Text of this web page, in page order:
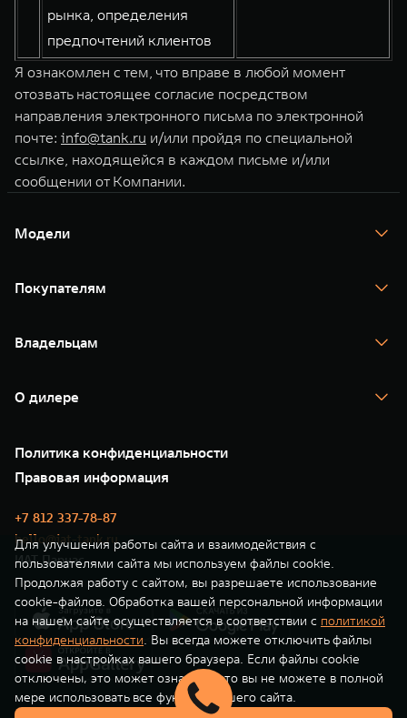
рынка, определения
предпочтений клиентов
Я ознакомлен с тем, что вправе в любой момент
отозвать настоящее согласие посредством
направления электронного письма по электронной
почте: info@tank.ru и/или пройдя по специальной
ссылке, находящейся в каждом письме и/или
сообщении от Компании.
Модели
TANK 400
TANK 500
Покупателям
Тест-драйв
TANK Финансы
Корпоративным клиентам
Зарядные станции
Владельцам
Помощь на дороге
Новые цифровые сервисы TANK
Сервис
Нулевое ТО
Моторные масла
О дилере
35 лет GWM
GWM ТЕХ ДЕНЬ
Новости
Политика конфиденциальности
Правовая информация
+7 812 337-78-87
hello@iat-tank.ru
ИАТ Парнас
Для улучшения работы сайта и взаимодействия с
пользователями сайта мы используем файлы cookie.
Продолжая работу с сайтом, вы разрешаете использование
cookie-файлов. Обработка вашей персональной информации
на нашем сайте осуществляется в соответствии с политикой
конфиденциальности. Вы всегда можете отключить файлы
cookie в настройках вашего браузера. Если файлы cookie
отключены, это может означать, что вы не можете в полной
мере использовать все функции нашего сайта.